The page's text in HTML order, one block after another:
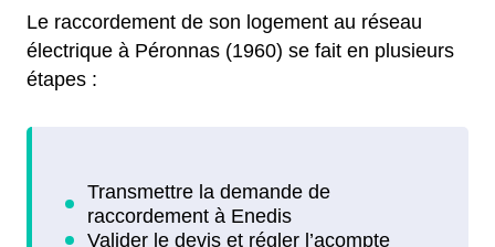
Le raccordement de son logement au réseau
électrique à Péronnas (1960) se fait en plusieurs
étapes :